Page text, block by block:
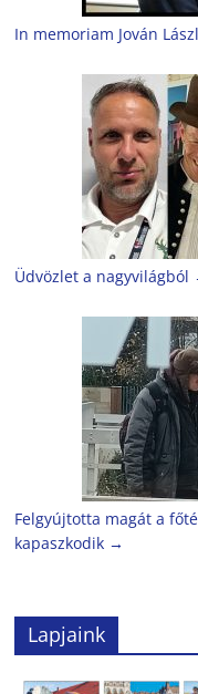
In memoriam Jován
Üdvözlet a nagyvilágból
Felgyújtotta magát a
kapaszkodik →
Lapjaink